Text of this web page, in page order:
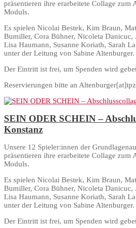
präsentieren ihre erarbeitete Collage zum
Moduls.
Es spielen Nicolai Bestek, Kim Braun,
Bumiller, Cora Bühner, Nicoleta Danicuc,
Lisa Haumann, Susanne Koriath, Sarah
unter der Leitung von Sabine Altenburger.
Der Eintritt ist frei, um Spenden wird
Reservierungen bitte an
SEIN ODER SCHEIN –
Konstanz
Unsere 12 Spieler:innen der
präsentieren ihre erarbeitete Collage zum
Moduls.
Es spielen Nicolai Bestek, Kim Braun,
Bumiller, Cora Bühner, Nicoleta Danicuc,
Lisa Haumann, Susanne Koriath, Sarah
unter der Leitung von Sabine Altenburger.
Der Eintritt ist frei, um Spenden wird